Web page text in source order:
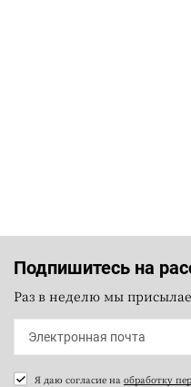
Подпишитесь на
Раз в неделю мы
Я даю согласие на обработку